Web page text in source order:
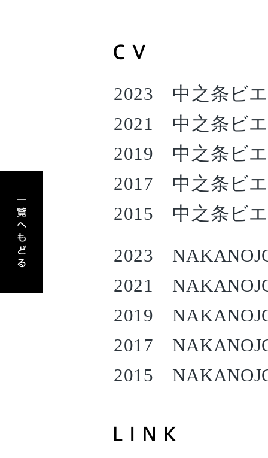
2023 中之条ビ
2021 中之条ビ
2019 中之条ビ
2017 中之条ビ
2015 中之条ビ
2023
2021
2019
2017
2015
アーティスト一覧へもどる